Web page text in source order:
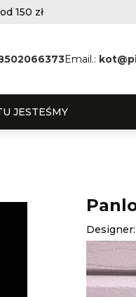
150 zł
Email.:
JESTEŚMY
Designer: